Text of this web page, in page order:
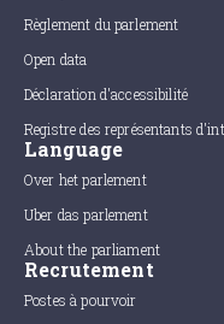
Règlement du parlement
Open data
Déclaration d'accessibilité
Registre des représentants
Language
Over het parlement
Uber das parlement
About the parliament
Recrutement
Postes à pourvoir